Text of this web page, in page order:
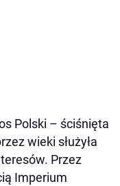
Polski – ściśnięta
wieki służyła
Przez
Imperium